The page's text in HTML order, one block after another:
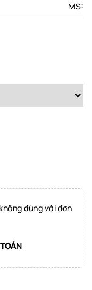
MS:
đúng với đơn